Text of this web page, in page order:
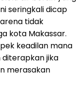
seringkali dicap
tidak
kota Makassar.
keadilan mana
jika
merasakan